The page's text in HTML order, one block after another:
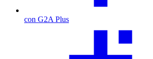
con G2A Plus